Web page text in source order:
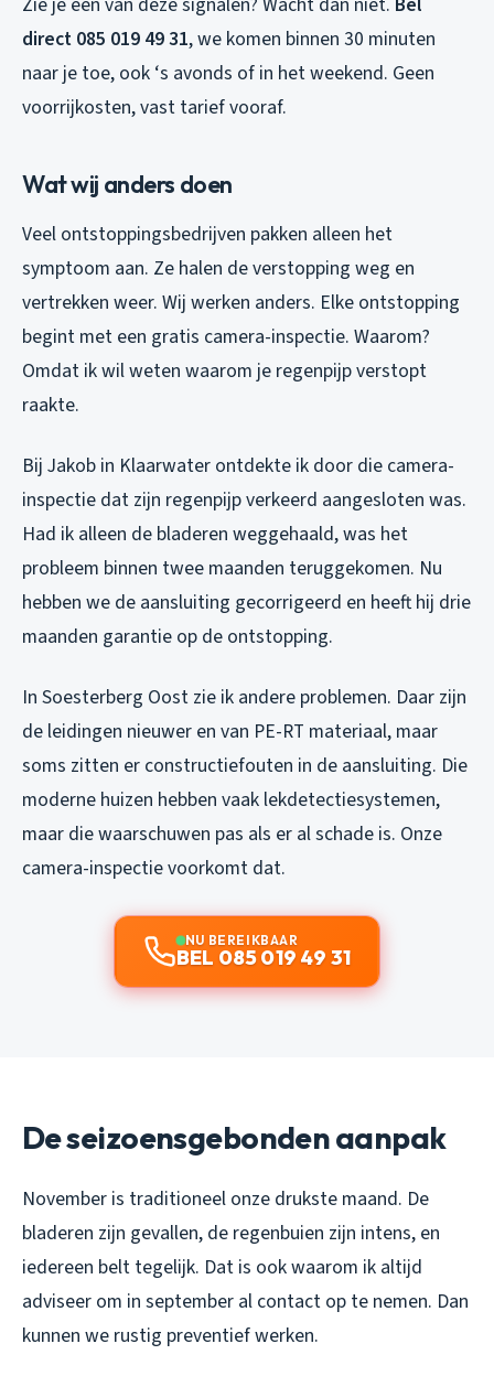
direct 085 019 49 31, we komen binnen 30 minuten
naar je toe, ook ‘s avonds of in het weekend. Geen
voorrijkosten, vast tarief vooraf.
Wat wij anders doen
Veel ontstoppingsbedrijven pakken alleen het
symptoom aan. Ze halen de verstopping weg en
vertrekken weer. Wij werken anders. Elke ontstopping
begint met een gratis camera-inspectie. Waarom?
Omdat ik wil weten waarom je regenpijp verstopt
raakte.
Bij Jakob in Klaarwater ontdekte ik door die camera-
inspectie dat zijn regenpijp verkeerd aangesloten was.
Had ik alleen de bladeren weggehaald, was het
probleem binnen twee maanden teruggekomen. Nu
hebben we de aansluiting gecorrigeerd en heeft hij drie
maanden garantie op de ontstopping.
In Soesterberg Oost zie ik andere problemen. Daar zijn
de leidingen nieuwer en van PE-RT materiaal, maar
soms zitten er constructiefouten in de aansluiting. Die
moderne huizen hebben vaak lekdetectiesystemen,
maar die waarschuwen pas als er al schade is. Onze
camera-inspectie voorkomt dat.
NU BEREIKBAAR
BEL 085 019 49 31
De seizoensgebonden aanpak
November is traditioneel onze drukste maand. De
bladeren zijn gevallen, de regenbuien zijn intens, en
iedereen belt tegelijk. Dat is ook waarom ik altijd
adviseer om in september al contact op te nemen. Dan
kunnen we rustig preventief werken.